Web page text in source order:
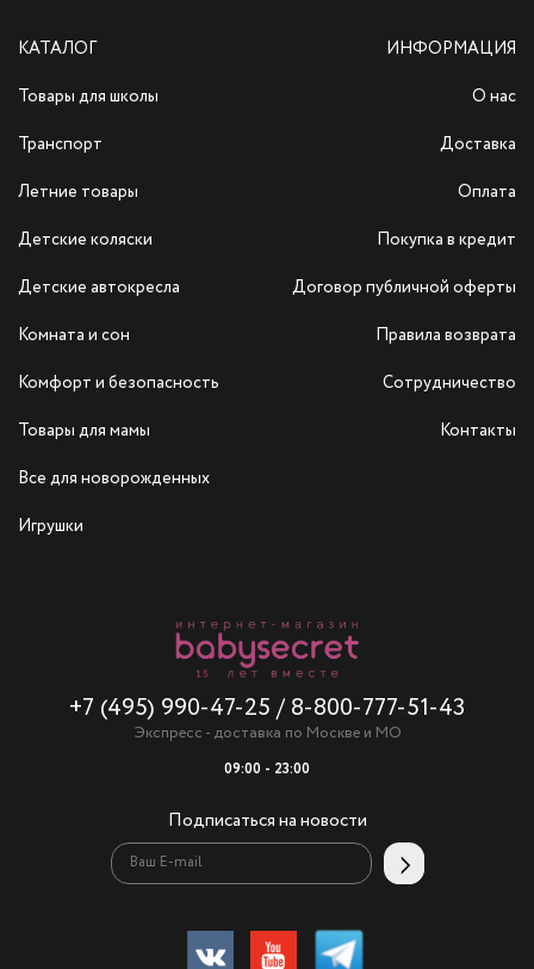
КАТАЛОГ
Товары для школы
Транспорт
Летние товары
Детские коляски
Детские автокресла
Комната и сон
Комфорт и безопасность
Товары для мамы
Все для новорожденных
Игрушки
+7 (495) 990-47-25 / 8-800-777-51-43
Экспресс - доставка по Москве и МО
09:00 - 23:00
Подписаться на новости
ИНФОРМАЦИЯ
О нас
Доставка
Оплата
Покупка в кредит
Договор публичной оферты
Правила возврата
Сотрудничество
Контакты